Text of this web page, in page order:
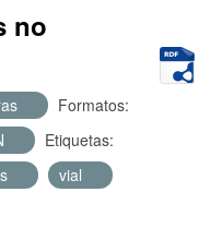
no
Formatos:
Etiquetas:
vial